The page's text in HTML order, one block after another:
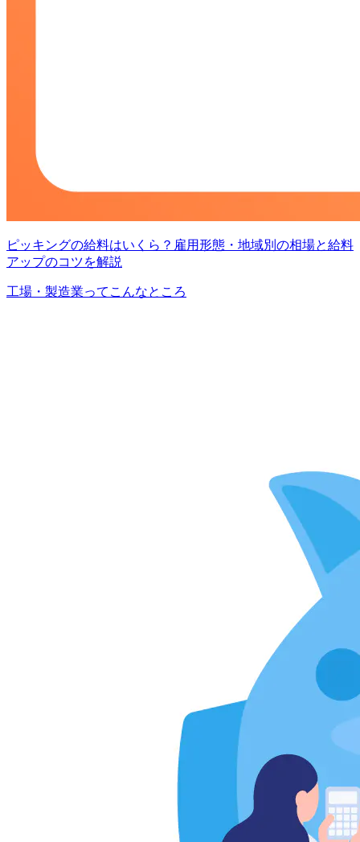
ピッキングの給料はいくら？雇用形態・地域別の相場と給料
アップのコツを解説
工場・製造業ってこんなところ